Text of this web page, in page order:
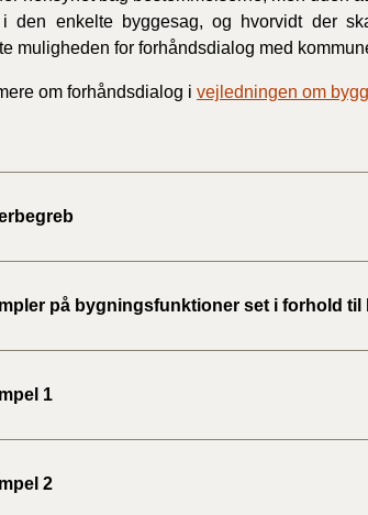
den enkelte byggesag, og hvorvidt der
muligheden for forhåndsdialog med
om forhåndsdialog i vejledningen om
på bygningsfunktioner set i forhold til
1
2